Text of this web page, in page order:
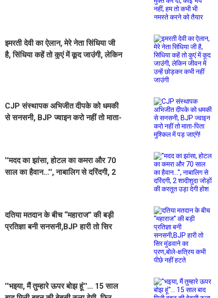
इमरती देवी का ऐलान, मेरे नेता सिंधिया जी
है, सिंधिया कहें तो कुएं में कूद जाउंगी, लेकिन
CJP संस्थापक अभिजीत दीपके को धमकी
से सनसनी, BJP ज्वाइन करो नहीं तो माता-
''मदद का झांसा, होटल का कमरा और 70
साल का हैवान...'', नाबालिग से दरिंदगी, 2
दतिया मतदान के बीच “महाराज” की बड़ी
प्रतिज्ञा बनी सनसनी,BJP हारी तो सिर
''भइया, मैं तुम्हारे ऊपर बोझ हूं''... 15 साल